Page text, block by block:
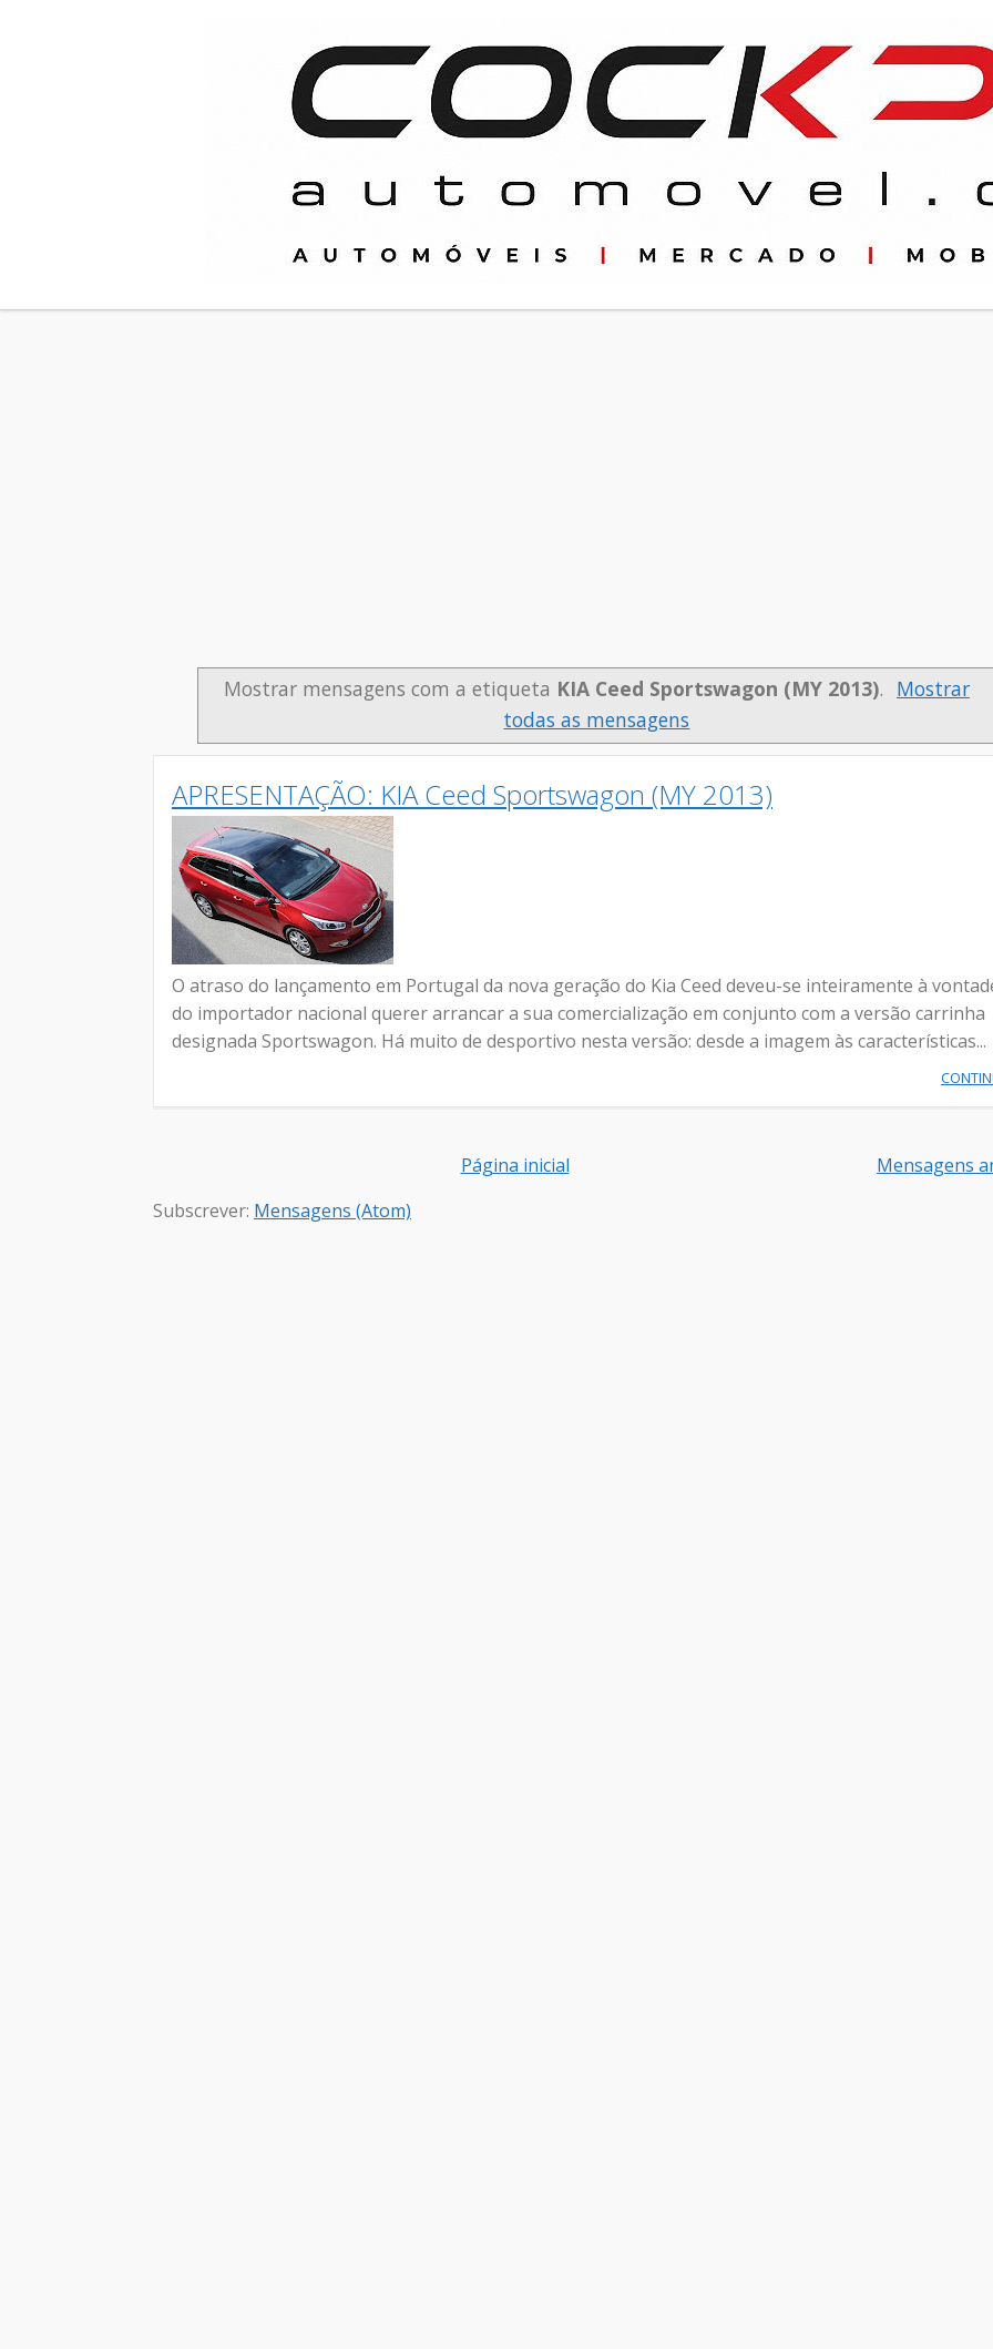
Mostrar mensagens com a etiqueta KIA Ceed Sportswagon (MY 2013). Mostrar
todas as mensagens
APRESENTAÇÃO: KIA Ceed Sportswagon (MY 2013)
O atraso do lançamento em Portugal da nova geração do Kia Ceed deveu-se inteiramente à
do importador nacional querer arrancar a sua comercialização em conjunto com a versão carrinha
designada Sportswagon. Há muito de desportivo nesta versão: desde a imagem às características...
Mensagens
Página inicial
Subscrever: Mensagens (Atom)